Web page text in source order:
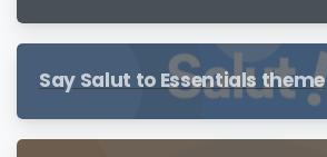
Say Salut to Essentials theme